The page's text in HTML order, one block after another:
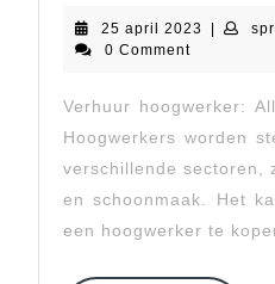
25 april 2023 25
0 Comment
Verhuur hoogwerker:
Hoogwerkers worden
verschillende sectoren,
en schoonmaak. Het
een hoogwerker te